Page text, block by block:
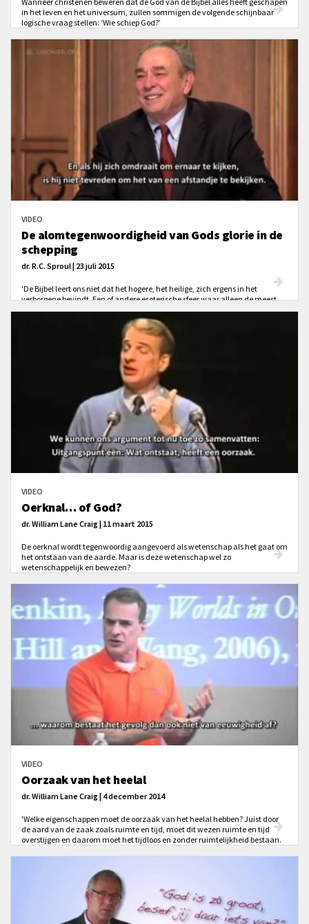
in het leven en het universum, zullen sommigen de volgende schijnbaar
logische vraag stellen: ‘Wie schiep God?’
VIDEO
De alomtegenwoordigheid van Gods glorie in de
schepping
dr. R.C. Sproul | 23 juli 2015
'De Bijbel leert ons niet dat het hogere, het heilige, zich ergens in het
verborgene bevindt. Een of andere esoterische sfeer waar alleen de meest
vangen van het heilige. In tegendeel: De hele aarde is
vol van de heerlijkheid van God.'
VIDEO
Oerknal… of God?
dr. William Lane Craig | 11 maart 2015
De oerknal wordt tegenwoordig aangevoerd als wetenschap als het gaat om
het ontstaan van de aarde. Maar is deze wetenschap wel zo
wetenschappelijk en bewezen?
VIDEO
Oorzaak van het heelal
dr. William Lane Craig | 4 december 2014
'Welke eigenschappen moet de oorzaak van het heelal hebben? Juist door
de aard van de zaak zoals ruimte en tijd, moet dit wezen ruimte en tijd
overstijgen en daarom moet het tijdloos en zonder ruimtelijkheid bestaan.